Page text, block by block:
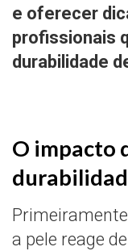
e oferecer
profissionais
durabilidade
O impacto
a pele reage